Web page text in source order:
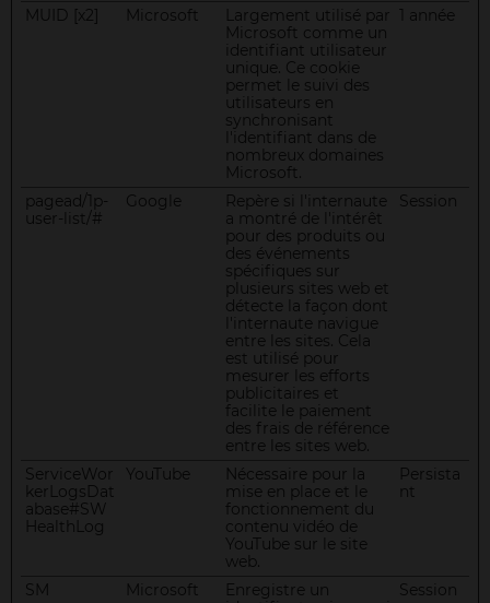
MUID [x2] Microsoft
Largement utilisé par
Microsoft comme un
identifiant utilisateur
unique. Ce cookie
permet le suivi des
utilisateurs en
synchronisant
l'identifiant dans de
nombreux domaines
Microsoft.
1 année
pagead/1p-
user-list/#
Google
Repère si l'internaute
a montré de l'intérêt
pour des produits ou
des événements
spécifiques sur
plusieurs sites web et
détecte la façon dont
l'internaute navigue
entre les sites. Cela
est utilisé pour
mesurer les efforts
publicitaires et
facilite le paiement
des frais de référence
entre les sites web.
Session
ServiceWor
kerLogsDat
abase#SW
HealthLog
YouTube
Nécessaire pour la
mise en place et le
fonctionnement du
contenu vidéo de
YouTube sur le site
web.
Persista
nt
SM Microsoft
Enregistre un
Session